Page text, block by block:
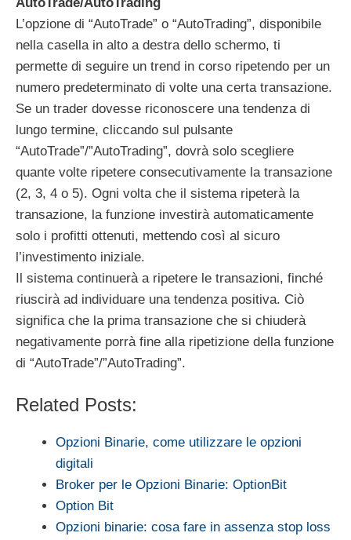
L’opzione di “AutoTrade” o “AutoTrading”, disponibile
nella casella in alto a destra dello schermo, ti
permette di seguire un trend in corso ripetendo per un
numero predeterminato di volte una certa transazione.
Se un trader dovesse riconoscere una tendenza di
lungo termine, cliccando sul pulsante
“AutoTrade”/”AutoTrading”, dovrà solo scegliere
quante volte ripetere consecutivamente la transazione
(2, 3, 4 o 5). Ogni volta che il sistema ripeterà la
transazione, la funzione investirà automaticamente
solo i profitti ottenuti, mettendo così al sicuro
l’investimento iniziale.
Il sistema continuerà a ripetere le transazioni, finché
riuscirà ad individuare una tendenza positiva. Ciò
significa che la prima transazione che si chiuderà
negativamente porrà fine alla ripetizione della funzione
di “AutoTrade”/”AutoTrading”.
Related Posts:
Opzioni Binarie, come utilizzare le opzioni
digitali
Broker per le Opzioni Binarie: OptionBit
Option Bit
Opzioni binarie: cosa fare in assenza stop loss